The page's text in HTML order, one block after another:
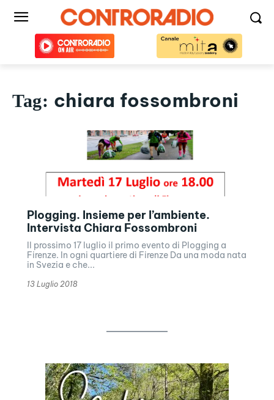
Tag: chiara fossombroni
Plogging. Insieme per l’ambiente.
Intervista Chiara Fossombroni
Il prossimo 17 luglio il primo evento di Plogging a
Firenze. In ogni quartiere di Firenze Da una moda nata
in Svezia e che...
13 Luglio 2018